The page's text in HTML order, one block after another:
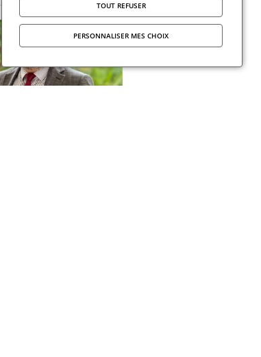
TOUT REFUSER
PERSONNALISER MES CHOIX